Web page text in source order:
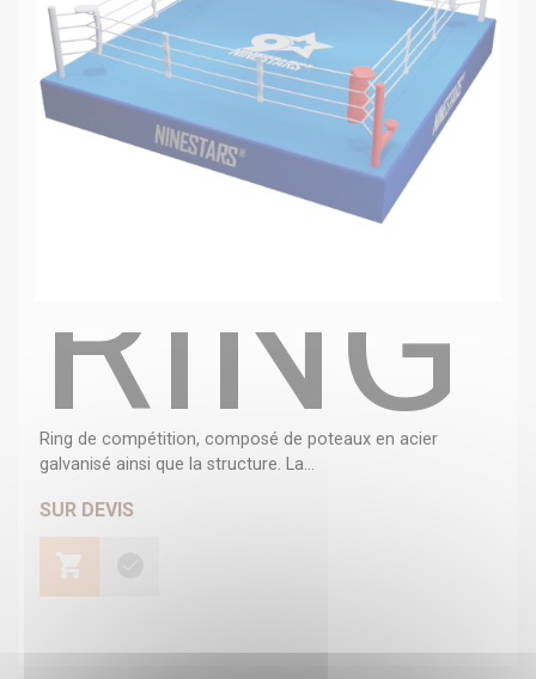
Ring de compétition, composé de poteaux en acier
galvanisé ainsi que la structure. La...
SUR DEVIS